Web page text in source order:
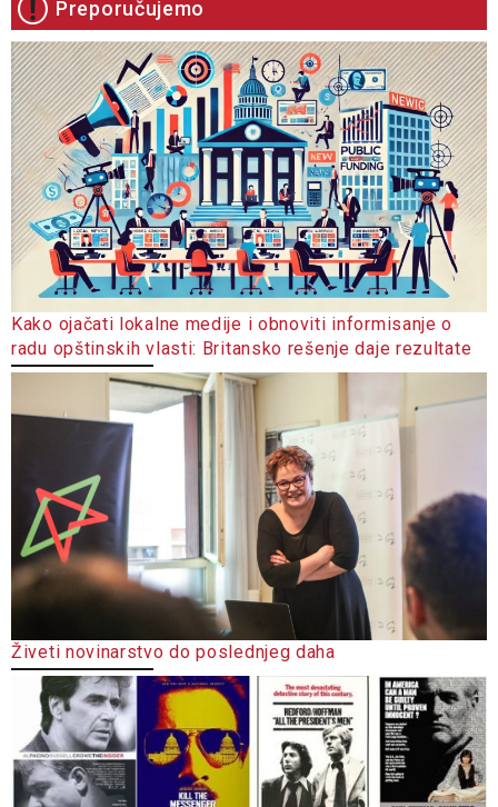
Preporučujemo
Kako ojačati lokalne medije i obnoviti informisanje o
radu opštinskih vlasti: Britansko rešenje daje rezultate
Živeti novinarstvo do poslednjeg daha